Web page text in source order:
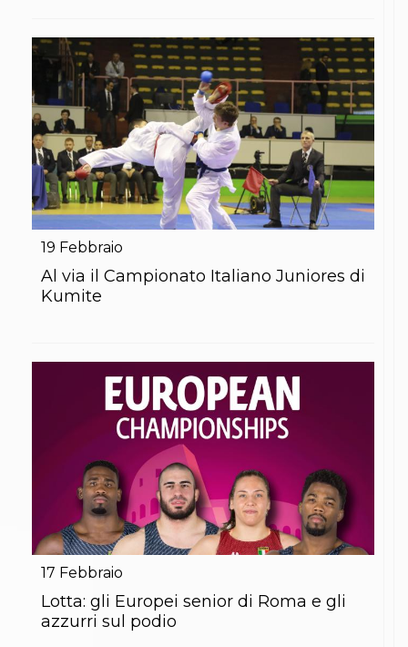
Corso Direttore di Gara
Abilitazioni
Sportello Fiscale
News
Modulistica
FAQ
Quesiti fiscali
Sostenibilità
Documenti
19 Febbraio
Al via il Campionato Italiano Juniores di
Kumite
17 Febbraio
Lotta: gli Europei senior di Roma e gli
azzurri sul podio